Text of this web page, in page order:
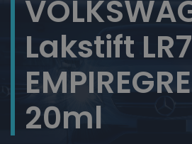
Lakstift
20ml